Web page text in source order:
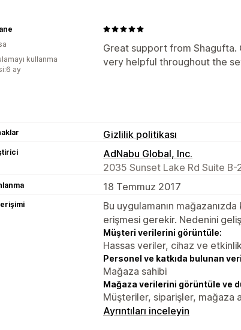
Great support from Shagufta.
very helpful throughout the
kullanma
ay
Gizlilik politikası
AdNabu Global, Inc.
2035 Sunset Lake Rd Suite
18 Temmuz 2017
Bu uygulamanın
erişmesi gerekir. Nedenini
Müşteri verilerini görüntüle:
Hassas veriler, cihaz ve
Personel ve katkıda bulunan
Mağaza sahibi
Mağaza verilerini görüntüle ve
Müşteriler, siparişler, mağaza
Ayrıntıları inceleyin